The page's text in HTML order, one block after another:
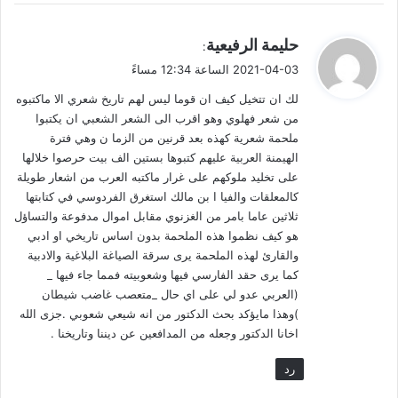
في مقابر المسلمين وأصر على ذلك وصار يصيح: أنا لا أجيز أن تصل
جنازة الفردوسي إلى مقابر المسلمين؛ فقد كان رافضياً أمضى عمره
في مدح أبطال المجوس والزرادشتية. وكان له حديقة هناك فدفنوه
____________________________
[1]- الموسوعة الحرة (ويكيبيديا)، أبو قاسم الفردوسي. وفي
الهامش: فردوسي وشعر أو – محمد علي جمال زاده (ص108.
المستشرق إدوارد جرانفيل براون، ترجمة الدكتور إبراهيم أمين
ي
ل
حليمة الرفيعية:
2021-04-03 الساعة 12:34 مساءً
لك ان تتخيل كيف ان قوما ليس لهم تاريخ شعري الا ماكتبوه
من شعر فهلوي وهو اقرب الى الشعر الشعبي ان يكتبوا
ملحمة شعرية كهذه بعد قرنين من الزما ن وهي فترة
الهيمنة العربية عليهم كتبوها بستين الف بيت حرصوا خلالها
على تخليد ملوكهم على غرار ماكتبه العرب من اشعار طويلة
كالمعلقات والفيا ا بن مالك استغرق الفردوسي في كتابتها
ثلاثين عاما بامر من الغزنوي مقابل اموال مدفوعة والتساؤل
هو كيف نظموا هذه الملحمة بدون اساس تاريخي او ادبي
والقارئ لهذه الملحمة يرى سرقة الصياغة البلاغية والادبية
كما يرى حقد الفارسي فيها وشعوبيته فمما جاء فيها _
(العربي عدو لي على اي حال _متعصب غاضب شيطان
)وهذا مايؤكد بحث الدكتور من انه شيعي شعوبي .جزى الله
اخانا الدكتور وجعله من المدافعين عن ديننا وتاريخنا .
رد